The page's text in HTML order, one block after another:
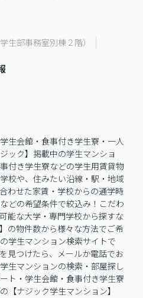
部事務室別棟２階）
生会館・食事付き学生寮・一人
ック】掲載中の学生マンショ
付き学生寮などの学生用賃貸物
校や、住みたい沿線・駅・地域
わせた家賃・学校からの通学時
どの希望条件で絞込み！こだわ
能な大学・専門学校から探すな
の物件数から様々な方法でご希
学生マンション検索サイトで
見つけたら、メールか電話でお
生マンションの検索・部屋探し
ト・学生会館・食事付き学生寮
【ナジック学生マンション】